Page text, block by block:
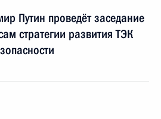
Путин проведёт заседание
стратегии развития ТЭК